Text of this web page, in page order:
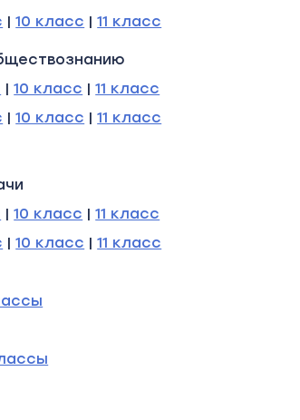
|10 класс |11 класс
|10 класс |11 класс
|10 класс |11 класс
|10 класс |11 класс
|10 класс |11 класс